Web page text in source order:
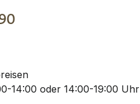
14:00 oder 14:00-19:00 Uhr